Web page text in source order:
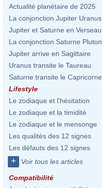
Actualité planétaire de 2025
La conjonction Jupiter Uranus
Jupiter et Saturne en Verseau
La conjonction Saturne Pluton
Jupiter arrive en Sagittaire
Uranus transite le Taureau
Saturne transite le Capricorne
Lifestyle
Le zodiaque et l'hésitation
Le zodiaque et la timidité
Le zodiaque et le mensonge
Les qualités des 12 signes
Les défauts des 12 signes
+ Voir tous les articles
Compatibilité